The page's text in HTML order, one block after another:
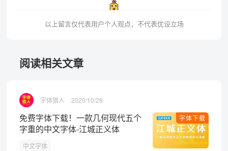
以上留言仅代表用户个人观点，不代表优设立场
阅读相关文章
字体猎人 2020/10/28
字体下载
免费字体下载！一款几何现代五个
字重的中文字体-江城正义体
中文字体